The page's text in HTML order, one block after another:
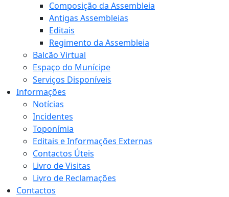
Composição da Assembleia
Antigas Assembleias
Editais
Regimento da Assembleia
Balcão Virtual
Espaço do Munícipe
Serviços Disponíveis
Informações
Notícias
Incidentes
Toponímia
Editais e Informações Externas
Contactos Úteis
Livro de Visitas
Livro de Reclamações
Contactos